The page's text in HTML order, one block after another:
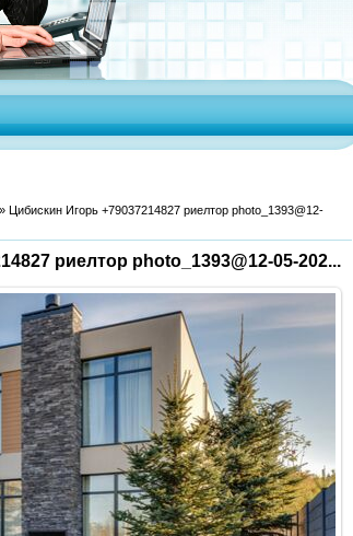
» Цибискин Игорь +79037214827 риелтор photo_1393@12-
риелтор photo_1393@12-05-202...